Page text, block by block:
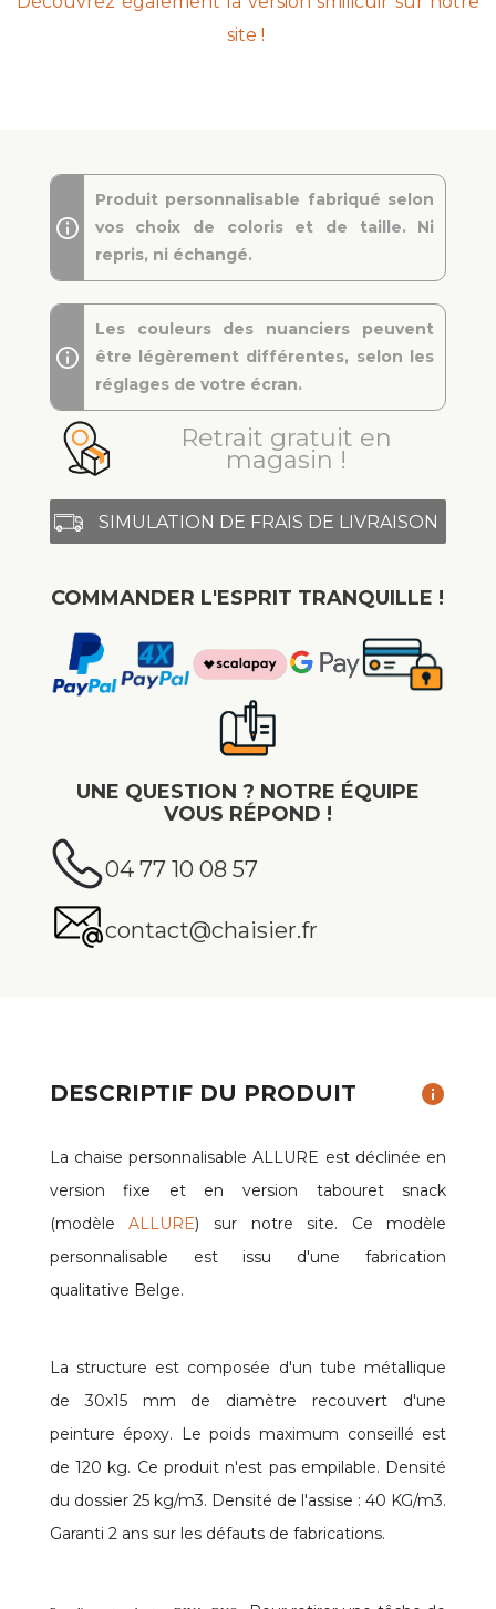
site !
Produit personnalisable fabriqué selon
vos choix de coloris et de taille. Ni
repris, ni échangé.
Les couleurs des nuanciers peuvent
être légèrement différentes, selon les
réglages de votre écran.
Retrait gratuit en
magasin !
SIMULATION DE FRAIS DE LIVRAISON
COMMANDER L'ESPRIT TRANQUILLE !
UNE QUESTION ? NOTRE ÉQUIPE
VOUS RÉPOND !
04 77 10 08 57
contact@chaisier.fr
DESCRIPTIF DU PRODUIT info
La chaise personnalisable ALLURE est déclinée en
version fixe et en version tabouret snack
(modèleALLURE) sur notre site. Ce modèle
personnalisable est issu d'une fabrication
qualitative Belge.
La structure est composée d'un tube métallique
de 30x15 mm de diamètre recouvert d'une
peinture époxy. Le poids maximum conseillé est
de 120 kg. Ce produit n'est pas empilable. Densité
du dossier 25 kg/m3. Densité de l'assise : 40 KG/m3.
Garanti 2 ans sur les défauts de fabrications.